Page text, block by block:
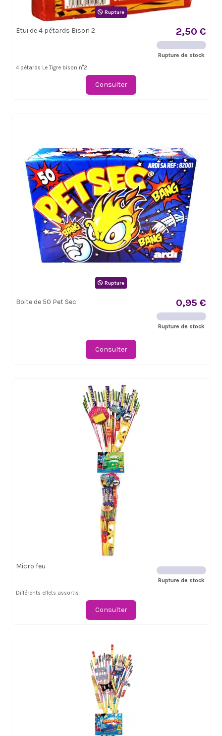
Rupture
Etui de 4 pétards Bison 2 2,50 €
Rupture de stock
4 pétards Le Tigre bison n°2
Consulter
Rupture
Boite de 50 Pet Sec 0,95 €
Rupture de stock
Consulter
Micro feu
Rupture de stock
Différents effets assortis
Consulter